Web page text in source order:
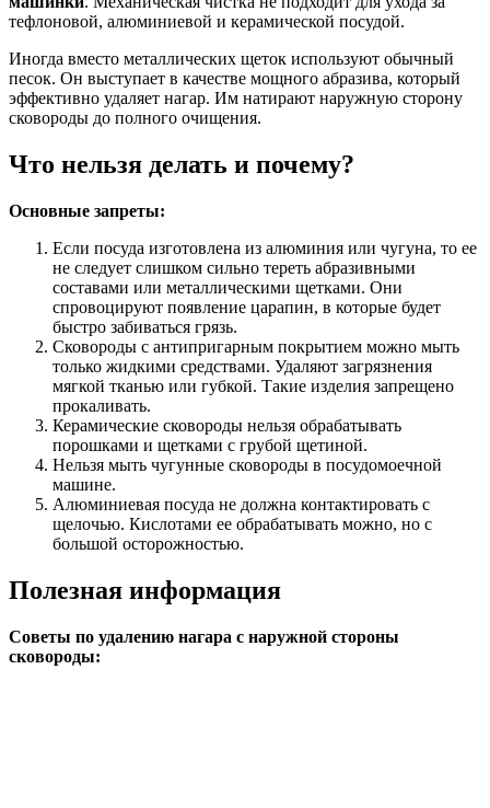
тефлоновой, алюминиевой и керамической посудой.
Иногда вместо металлических щеток используют обычный
песок. Он выступает в качестве мощного абразива, который
эффективно удаляет нагар. Им натирают наружную сторону
сковороды до полного очищения.
Что нельзя делать и почему?
Основные запреты:
Если посуда изготовлена из алюминия или чугуна, то ее
не следует слишком сильно тереть абразивными
составами или металлическими щетками. Они
спровоцируют появление царапин, в которые будет
быстро забиваться грязь.
Сковороды с антипригарным покрытием можно мыть
только жидкими средствами. Удаляют загрязнения
мягкой тканью или губкой. Такие изделия запрещено
прокаливать.
Керамические сковороды нельзя обрабатывать
порошками и щетками с грубой щетиной.
Нельзя мыть чугунные сковороды в посудомоечной
машине.
Алюминиевая посуда не должна контактировать с
щелочью. Кислотами ее обрабатывать можно, но с
большой осторожностью.
Полезная информация
Советы по удалению нагара с наружной стороны
сковороды: